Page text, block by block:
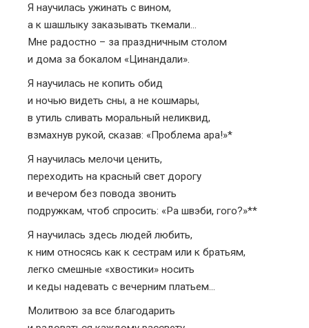
Я научилась ужинать с вином,
а к шашлыку заказывать ткемали…
Мне радостно – за праздничным столом
и дома за бокалом «Цинандали».
Я научилась не копить обид
и ночью видеть сны, а не кошмары,
в утиль сливать моральный неликвид,
взмахнув рукой, сказав: «Проблема ара!»*
Я научилась мелочи ценить,
переходить на красный свет дорогу
и вечером без повода звонить
подружкам, чтоб спросить: «Ра швэби, гого?»**
Я научилась здесь людей любить,
к ним относясь как к сестрам или к братьям,
легко смешные «хвостики» носить
и кеды надевать с вечерним платьем…
Молитвою за все благодарить